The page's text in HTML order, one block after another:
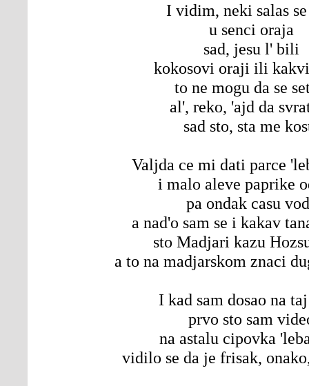
I vidim, neki salas
u senci oraja
sad, jesu l' bili
kokosovi oraji ili
to ne mogu da se
al', reko, 'ajd da
sad sto, sta me
Valjda ce mi dati parce
i malo aleve paprike
pa ondak casu
a nad'o sam se i kakav
sto Madjari kazu
a to na madjarskom znaci
I kad sam dosao na
prvo sto sam
na astalu cipovka
vidilo se da je frisak,